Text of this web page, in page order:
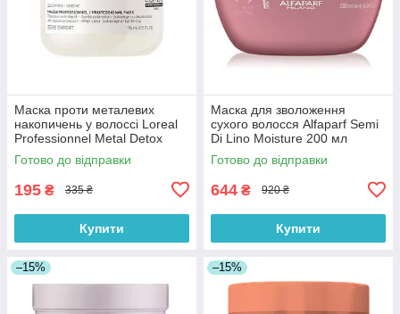
Маска проти металевих
накопичень у волоссі Loreal
Professionnel Metal Detox
Mask 75 мл
Готово до відправки
195 ₴ 335 ₴
Купити
Маска для зволоження
сухого волосся Alfaparf Semi
Di Lino Moisture 200 мл
Готово до відправки
644 ₴ 920 ₴
Купити
–15% –15%